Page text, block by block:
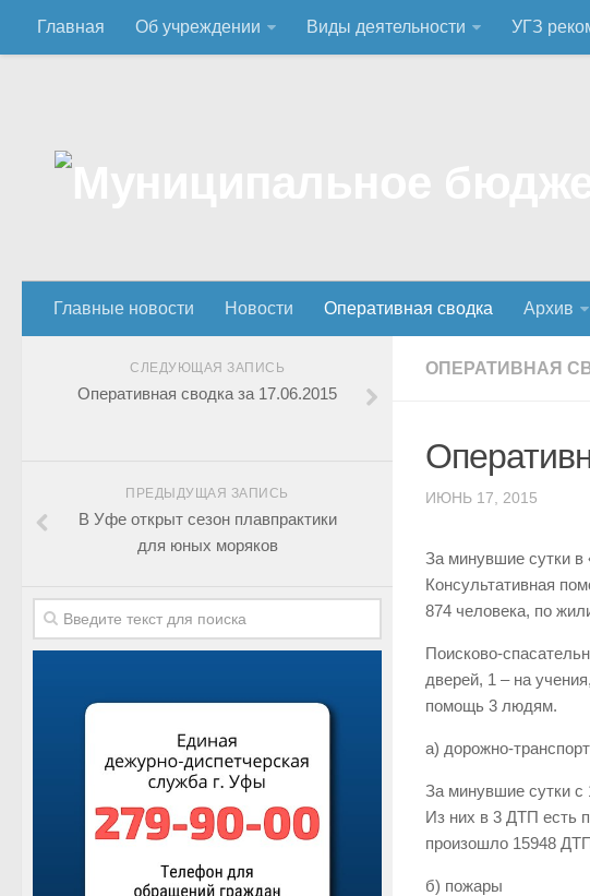
Главная Об учреждении Виды деятельности УГЗ
Главные новости Новости Оперативная сводка Архив
ОПЕРАТИВНАЯ
ИЮНЬ 17, 2015
За минувшие сутки в
Консультативная
874 человека, по
Поисково-
дверей, 1 – на
помощь 3 людям.
а) дорожно-
За минувшие сутки с
Из них в 3 ДТП есть
произошло 15948
б) пожары
СЛЕДУЮЩАЯ ЗАПИСЬ
Оперативная сводка за 17.06.2015
ПРЕДЫДУЩАЯ ЗАПИСЬ
В Уфе открыт сезон плавпрактики
для юных моряков